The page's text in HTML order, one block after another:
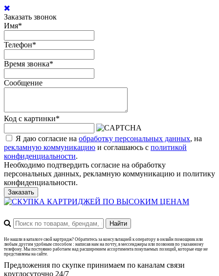
Заказать звонок
Имя*
Телефон*
Время звонка*
Сообщение
Код с картинки*
Я даю согласие на обработку персональных данных, на
рекламную коммуникацию и соглашаюсь с политикой
конфиденциальности.
Необходимо подтвердить согласие на обработку
персональных данных, рекламную коммуникацию и политику
конфиденциальности.
Заказать
Не нашли в каталоге свой картридж? Обратитесь за консультацией к оператору в онлайн помощник или
любым другим удобным способом : написав нам на почту, в мессенджеры или позвонив по указанному
телефону. Мы постоянно работаем над расширением ассортимента покупаемых позиций, которые еще не
представлены на сайте.
Предложения по скупке принимаем по каналам связи
круглосуточно 24/7